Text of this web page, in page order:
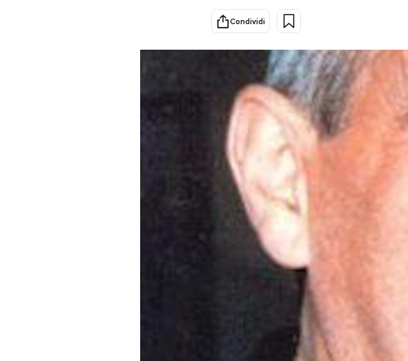
Storie/Idee
Ok Boomer!
Media
Mondiali calcio 2026
Condividi